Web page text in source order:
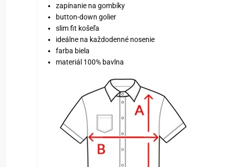
zapínanie na gombíky
button-down golier
slim fit košeľa
ideálne na každodenné nosenie
farba biela
materiál 100% bavlna